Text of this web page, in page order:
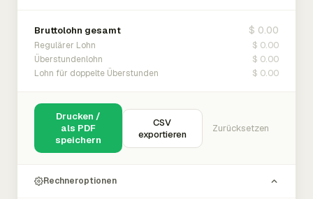
Bruttolohn gesamt $ 0.00
Regulärer Lohn $ 0.00
Überstundenlohn $ 0.00
Lohn für doppelte Überstunden $ 0.00
Drucken /
als PDF
speichern
CSV
exportieren
Zurücksetzen
Rechneroptionen